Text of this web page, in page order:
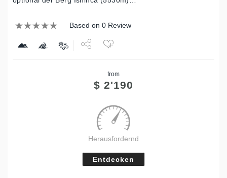
Based on 0 Review
Tweet
from
$ 2'190
Herausfordernd
Entdecken